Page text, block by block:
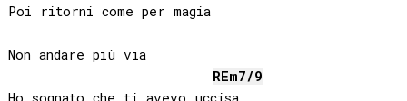
Poi ritorni come per magia
Non andare più via
REm7/9